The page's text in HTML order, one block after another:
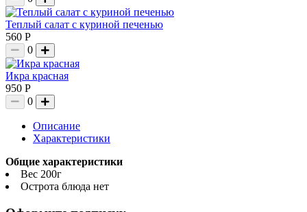
Теплый салат с куриной печенью
560 Р
0
Икра красная
950 Р
0
Описание
Характеристики
Общие характеристики
Вес 200г
Острота блюда нет